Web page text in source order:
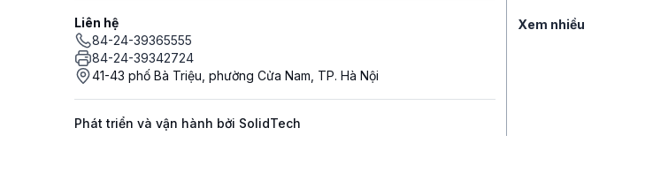
Liên hệ
84-24-39365555
84-24-39342724
41-43 phố Bà Triệu, phường Cửa Nam, TP. Hà Nội
Phát triển và vận hành bởi SolidTech
Xem nhiều